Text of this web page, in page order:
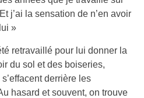
j’ai la sensation de n’en avoir
»
retravaillé pour lui donner la
du sol et des boiseries,
derrière les
hasard et souvent, on trouve